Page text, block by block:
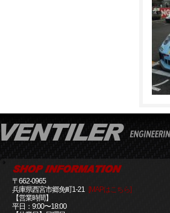
〒662-0965
兵庫県西宮市郷免町1-21 [MAPはこちら]
【営業時間】
平日：9:00〜18:00